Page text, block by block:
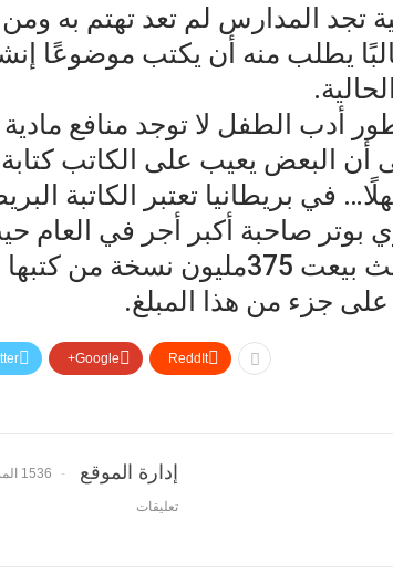
تجد المدارس لم تعد تهتم به
يطلب منه أن يكتب موضوعًا
أدب الطفل لا توجد منافع مادية
أن البعض يعيب على الكاتب
في بريطانيا تعتبر الكاتبة
بوتر صاحبة أكبر أجر في العام
300ميون دولار حيث بيعت 375مليون
جزء من هذا المبلغ.
Google+ ReddIt
إدارة الموقع 1536 المشاركات
تعليقات